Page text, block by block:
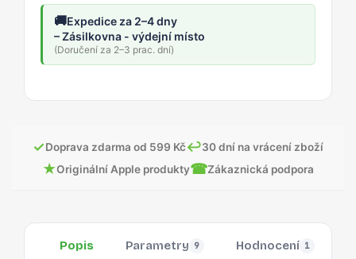
🚚Expedice za 2–4 dny
– Zásilkovna - výdejní místo
(Doručení za 2–3 prac. dní)
✓Doprava zdarma od 599 Kč↩30 dní na vrácení zboží
★Originální Apple produkty☎Zákaznická podpora
Popis Parametry 9 Hodnocení 1